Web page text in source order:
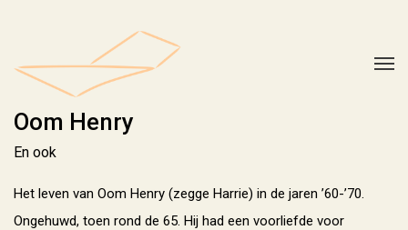
Oom Henry
En ook
Het leven van Oom Henry (zegge Harrie) in de jaren ’60-’70.
Ongehuwd, toen rond de 65. Hij had een voorliefde voor